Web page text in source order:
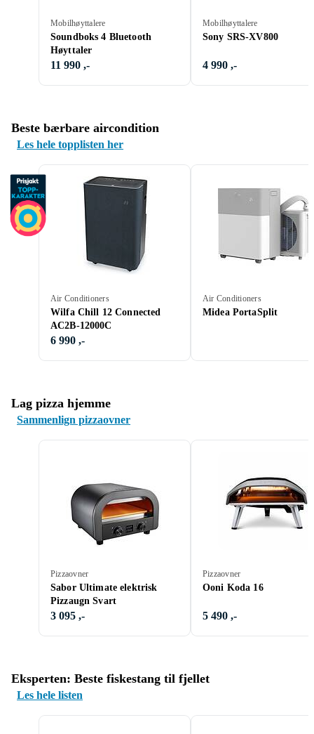
Mobilhøyttalere
Soundboks 4 Bluetooth
Høyttaler
11 990 ,-
Mobilhøyttalere
Sony SRS-XV800
4 990 ,-
Beste bærbare aircondition
Les hele topplisten her
Air Conditioners
Wilfa Chill 12 Connected
AC2B-12000C
6 990 ,-
Air Conditioners
Midea PortaSplit
Lag pizza hjemme
Sammenlign pizzaovner
Pizzaovner
Sabor Ultimate elektrisk
Pizzaugn Svart
3 095 ,-
Pizzaovner
Ooni Koda 16
5 490 ,-
Eksperten: Beste fiskestang til fjellet
Les hele listen